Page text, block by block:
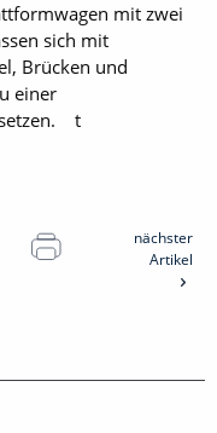
mit zwei
sich mit
Brücken und
einer
t
nächster
Artikel